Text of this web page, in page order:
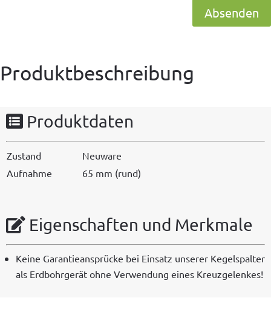
Absenden
Produktbeschreibung
Produktdaten
Zus­tand
Neuware
Auf­nahme
65 mm (rund)
Eigenschaften und Merkmale
Keine Garantieansprücke bei Ein­satz unser­er Kegelspal­ter
als Erd­bohrg­erät ohne Ver­wen­dung eines Kreuzgelenkes!